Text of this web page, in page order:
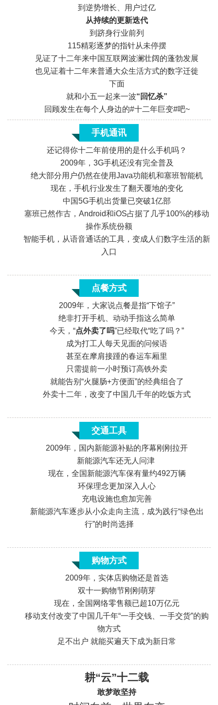
到逆势增长、用户过亿
从持续的更新迭代
到跻身行业前列
115精彩逐梦的指针从未停摆
见证了十二年来中国互联网波澜壮阔的蓬勃发展
也见证着十二年来普通大众生活方式的数字迁徙
下面
就和小五一起来一波“回忆杀”
回顾发生在每个人身边的#十二年巨变#吧~
手机通讯
还记得你十二年前使用的是什么手机吗？
2009年，3G手机还没有完全普及
绝大部分用户仍然在使用Java功能机和塞班智能机
现在，手机行业发生了翻天覆地的变化
中国5G手机出货量已突破1亿部
塞班已然作古，Android和iOS占据了几乎100%的移动
操作系统份额
智能手机，从语音通话的工具，变成人们数字生活的新
入口
«
点餐方式
2009年，大家说点餐是指“下馆子”
绝非打开手机、动动手指这么简单
今天，“点外卖了吗”已经取代“吃了吗？”
成为打工人每天见面的问候语
甚至在摩肩接踵的春运车厢里
只需提前一小时预订高铁外卖
就能告别“火腿肠+方便面”的经典组合了
外卖十二年，改变了中国几千年的吃饭方式
交通工具
2009年，国内新能源补贴的序幕刚刚拉开
新能源汽车还无人问津
现在，全国新能源汽车保有量约492万辆
环保理念更加深入人心
充电设施也愈加完善
新能源汽车逐步从小众走向主流，成为践行“绿色出
行”的时尚选择
购物方式
2009年，实体店购物还是首选
双十一购物节刚刚萌芽
现在，全国网络零售额已超10万亿元
移动支付改变了中国几千年“一手交钱、一手交货”的购
物方式
足不出户 就能买遍天下成为新日常
耕“云”十二载
敢梦敢坚持